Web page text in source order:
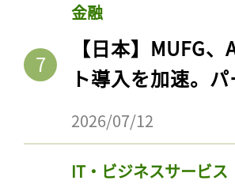
金融
【日本】MUFG
ト導入を加速。
2026/07/12
IT・ビジネスサービス